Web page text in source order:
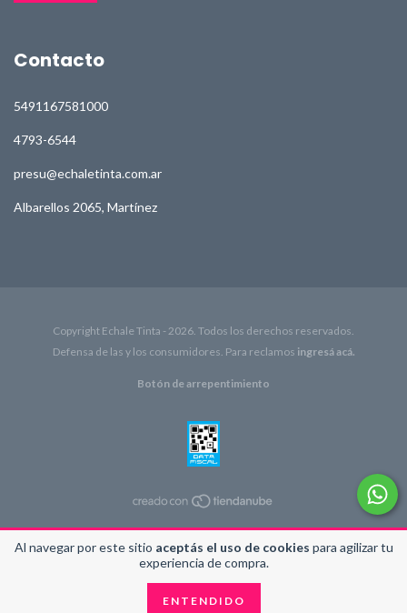
Al navegar por este sitio aceptás el uso de cookies para agilizar tu
experiencia de compra.
ENTENDIDO
Contacto
5491167581000
4793-6544
presu@echaletinta.com.ar
Albarellos 2065, Martínez
Copyright Echale Tinta - 2026. Todos los derechos reservados.
Defensa de las y los consumidores. Para reclamos ingresá acá.
Botón de arrepentimiento